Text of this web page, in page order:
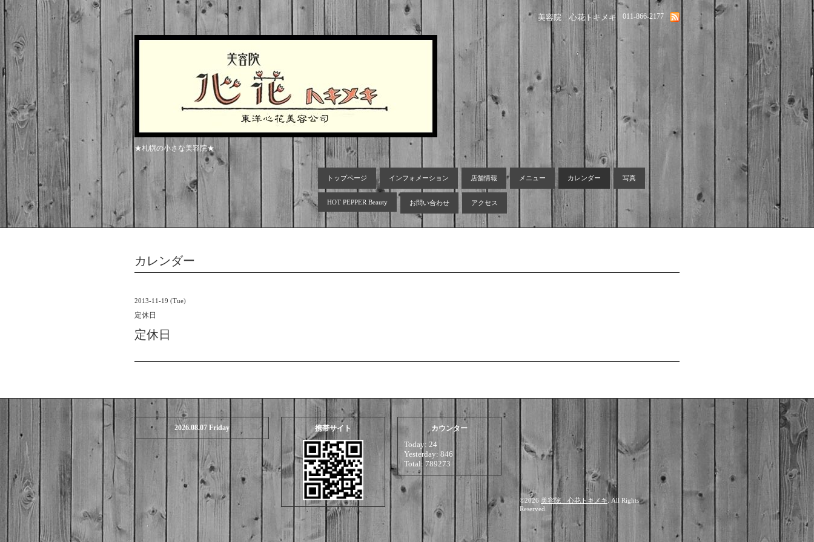
011-866-2177
美容院 心花トキメキ
★札幌の小さな美容院★
トップページ インフォメーション 店舗情報 メニュー カレンダー 写真
HOT PEPPER Beauty お問い合わせ アクセス
カレンダー
2013-11-19 (Tue)
定休日
定休日
2026.08.07 Friday 携帯サイト カウンター
Today: 24
Yesterday: 846
Total: 789273
©2026 美容院 心花トキメキ . All Rights
Reserved.